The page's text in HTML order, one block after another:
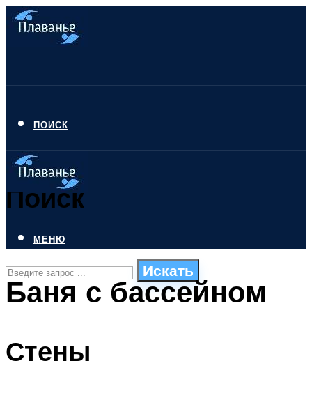
ПОИСК
Поиск
Искать
ПЛАВАНЬЕ ДЛЯ ПОХУДЕНИЯ
МЕНЮ
Баня с бассейном
Стены